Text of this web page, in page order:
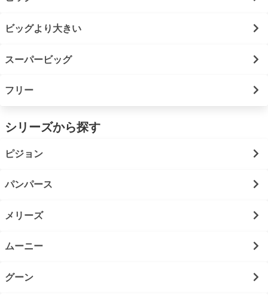
ビッグより大きい
スーパービッグ
フリー
シリーズから探す
ピジョン
パンパース
メリーズ
ムーニー
グーン